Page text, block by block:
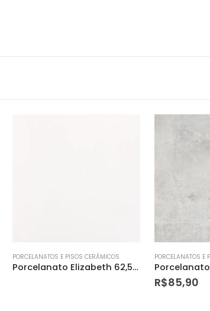
PORCELANATOS E PISOS CERÂMICOS
Porcelanato Elizabeth 84×84 Detroit White
PORCELANATOS E
R$89,70